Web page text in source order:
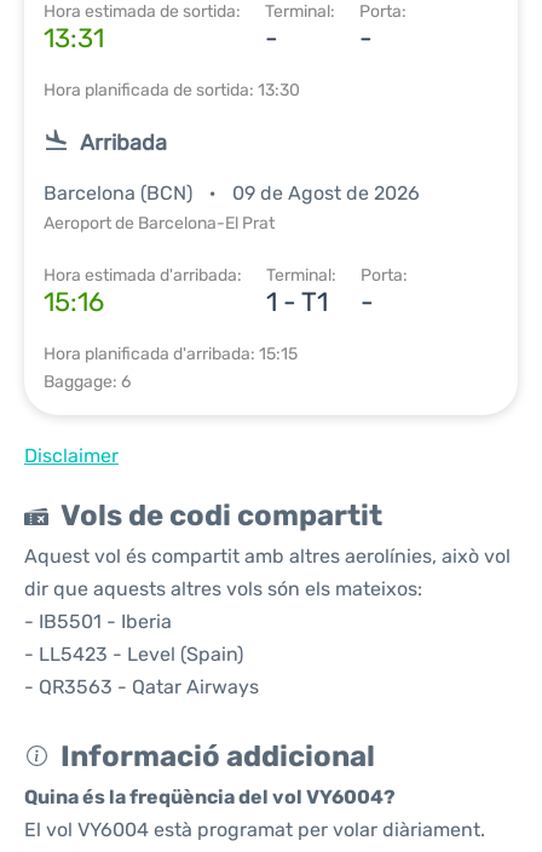
Hora estimada de sortida:
13:31
Terminal:
-
Porta:
-
Hora planificada de sortida: 13:30
Arribada
Barcelona (BCN) 09 de Agost de 2026
Aeroport de Barcelona-El Prat
Hora estimada d'arribada:
15:16
Terminal:
1 - T1
Porta:
-
Hora planificada d'arribada: 15:15
Baggage: 6
Disclaimer
Vols de codi compartit
Aquest vol és compartit amb altres aerolínies, això vol
dir que aquests altres vols són els mateixos:
- IB5501 - Iberia
- LL5423 - Level (Spain)
- QR3563 - Qatar Airways
Informació addicional
Quina és la freqüència del vol VY6004?
El vol VY6004 està programat per volar diàriament.